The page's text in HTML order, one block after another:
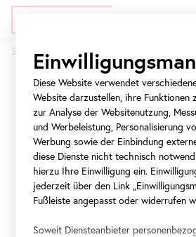
Direkt
Zur
Navigation
springen
Zur
Navigation
springen
Startseite Presse
Queering the
2025
Pride Monthim
Film, Kunst, Mode,
Performance&
Diese Website verwendet
Website darzustellen, ihre Funktionen
zur Analyse der Websitenutzung,
und Werbeleistung, Personalisierung
Werbung sowie der Einbindung
diese Dienste nicht technisch
hierzu Ihre Einwilligung ein.
jederzeit über den Link
Fußleiste angepasst oder widerrufen
Soweit Diensteanbieter